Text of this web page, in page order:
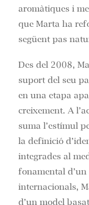
aromàtiques i
que Marta ha
següent pas
Des del 2008,
suport del seu
en una etapa
creixement. A
suma l’estímul
la definició
integrades al
fonamental
internacionals,
d’un model